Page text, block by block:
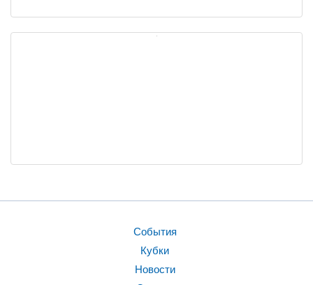
События
Кубки
Новости